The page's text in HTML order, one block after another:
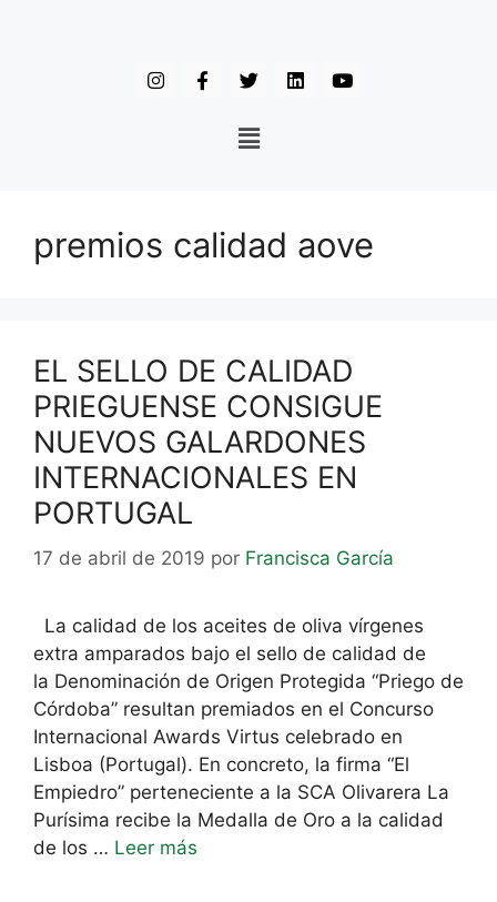
premios calidad aove
EL SELLO DE CALIDAD
PRIEGUENSE CONSIGUE
NUEVOS GALARDONES
INTERNACIONALES EN
PORTUGAL
17 de abril de 2019 por Francisca García
La calidad de los aceites de oliva vírgenes
extra amparados bajo el sello de calidad de
la Denominación de Origen Protegida “Priego de
Córdoba” resultan premiados en el Concurso
Internacional Awards Virtus celebrado en
Lisboa (Portugal). En concreto, la firma “El
Empiedro” perteneciente a la SCA Olivarera La
Purísima recibe la Medalla de Oro a la calidad
de los … Leer más